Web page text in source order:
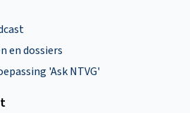
en dossiers
'Ask NTVG'